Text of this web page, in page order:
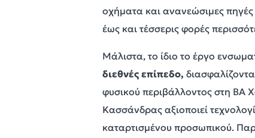
οχήματα και ανανεώσιμες πηγές
έως και τέσσερις φορές
Μάλιστα, το ίδιο το έργο
διεθνές επίπεδο,
φυσικού περιβάλλοντος στη ΒΑ
Κασσάνδρας αξιοποιεί
καταρτισμένου προσωπικού.